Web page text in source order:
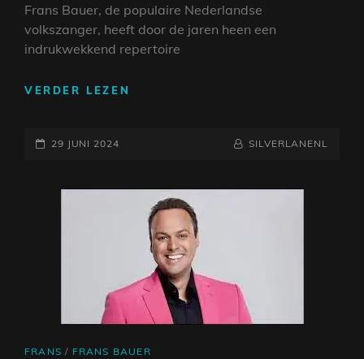
Frans Bauer, de populaire Nederlandse
volkszanger, heeft door de jaren heen een
indrukwekkend repertoire
VERDER LEZEN
MUZIKALE
REIS
MET
VOLKSZANGER
GEPLAATST
29 JUNI 2024 NAAMREGEL
BYLINE
SILVERLANENL
CAT
FRANS / FRANS BAUER